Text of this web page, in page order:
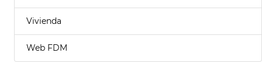
Vivienda
Web FDM